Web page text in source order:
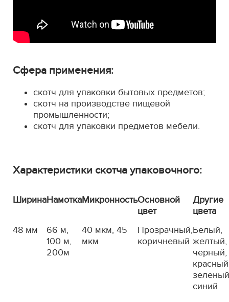
Сфера применения:
скотч для упаковки бытовых предметов;
скотч на производстве пищевой
промышленности;
скотч для упаковки предметов мебели.
Характеристики скотча упаковочного:
ШиринаНамоткаМикронностьОсновной
цвет
Другие
цвета
48 мм
66 м,
100 м,
200м
40 мкм, 45
мкм
Прозрачный,
коричневый
Белый,
желтый,
черный,
синий